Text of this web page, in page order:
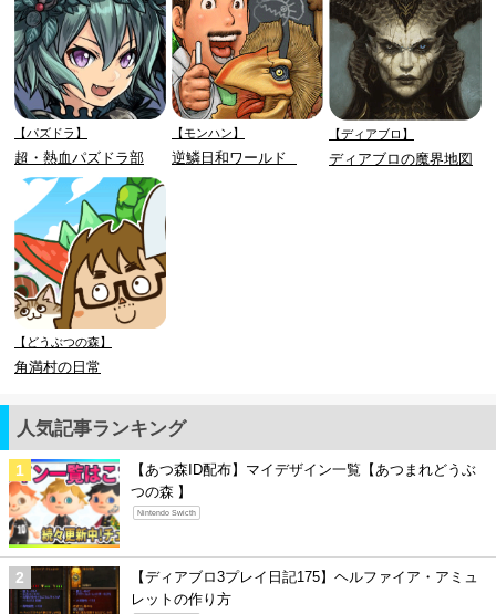
【パズドラ】
超・熱血パズドラ部
【モンハン】
逆鱗日和ワールド
【ディアブロ】
ディアブロの魔界地図
【どうぶつの森】
角満村の日常
人気記事ランキング
【あつ森ID配布】マイデザイン一覧【あつまれどうぶ
つの森 】
Nintendo Swicth
【ディアブロ3プレイ日記175】ヘルファイア・アミュ
レットの作り方